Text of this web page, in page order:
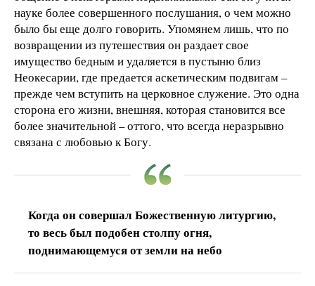
науке более совершенного послушания, о чем можно
было бы еще долго говорить. Упомянем лишь, что по
возвращении из путешествия он раздает свое
имущество бедным и удаляется в пустыню близ
Неокесарии, где предается аскетическим подвигам –
прежде чем вступить на церковное служение. Это одна
сторона его жизни, внешняя, которая становится все
более значительной – оттого, что всегда неразрывно
связана с любовью к Богу.
Когда он совершал Божественную литургию,
то весь был подобен столпу огня,
поднимающемуся от земли на небо